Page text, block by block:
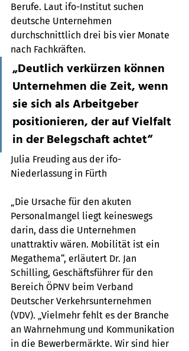
Berufe. Laut ifo-Institut suchen
deutsche Unternehmen
durchschnittlich drei bis vier Monate
nach Fachkräften.
„Deutlich verkürzen können
Unternehmen die Zeit, wenn
sie sich als Arbeitgeber
positionieren, der auf Vielfalt
in der Belegschaft achtet“
Julia Freuding aus der ifo-
Niederlassung in Fürth
„Die Ursache für den akuten
Personalmangel liegt keineswegs
darin, dass die Unternehmen
unattraktiv wären. Mobilität ist ein
Megathema“, erläutert Dr. Jan
Schilling, Geschäftsführer für den
Bereich ÖPNV beim Verband
Deutscher Verkehrsunternehmen
(VDV). „Vielmehr fehlt es der Branche
an Wahrnehmung und Kommunikation
in die Bewerbermärkte. Wir sind hier